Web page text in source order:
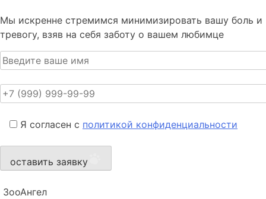
Мы искренне стремимся минимизировать вашу боль и
тревогу, взяв на себя заботу о вашем любимце
Я согласен с политикой конфиденциальности
оставить заявку
ЗооАнгел